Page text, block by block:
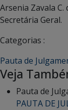
Arsenia Zavala C.
Secretária Geral.
Categorias :
Pauta de
Veja
Pauta de
PAUTA DE